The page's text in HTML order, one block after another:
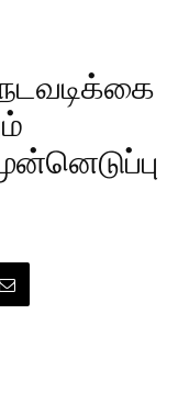
நடவடிக்கை